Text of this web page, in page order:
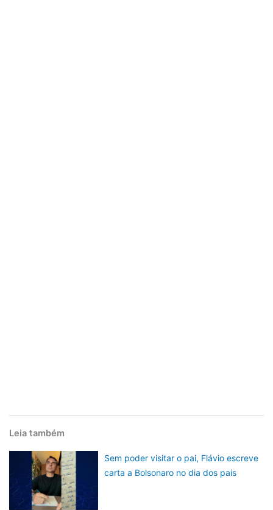
Leia também
Sem poder visitar o pai, Flávio escreve
carta a Bolsonaro no dia dos pais